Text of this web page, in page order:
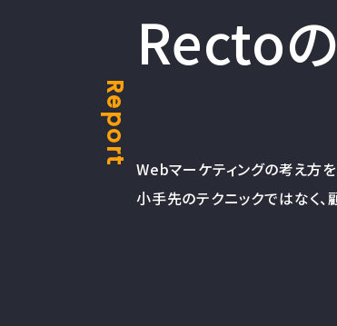
Report
Recto
Webマーケティングの考え方
小手先のテクニックではなく